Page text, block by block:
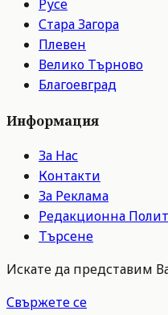
Русе
Стара Загора
Плевен
Велико Търново
Благоевград
Информация
За Нас
Контакти
За Реклама
Редакционна
Търсене
Искате да представим
Свържете се